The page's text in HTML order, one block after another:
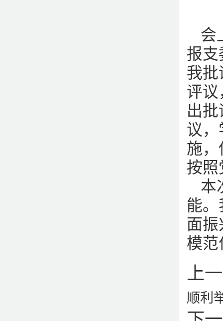
会
报支
我批
评议
出
议，
施，
按照
本
能
面振
模范
上
顺利